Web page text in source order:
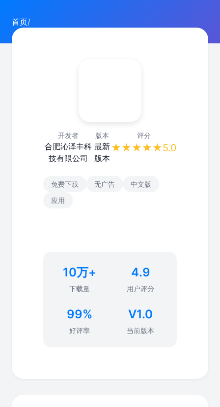
首页/
开发者
合肥沁泽丰科
技有限公司
版本
最新
版本
评分
★★★★★5.0
免费下载 无广告
中文版
应用
10万+
下载量
4.9
用户评分
99%
好评率
V1.0
当前版本